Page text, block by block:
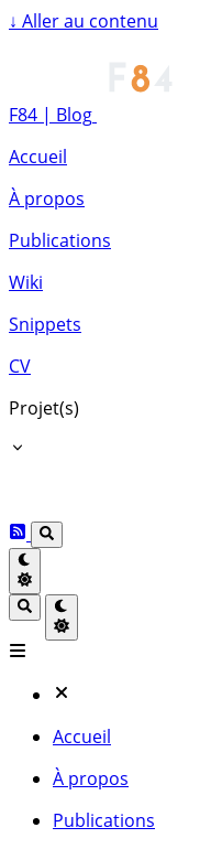
↓ Aller au contenu
F84 | Blog
Accueil
À propos
Publications
Wiki
Snippets
CV
Projet(s)
Accueil
À propos
Publications